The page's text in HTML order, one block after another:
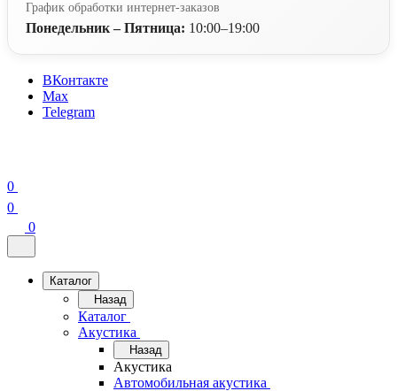
График обработки интернет-заказов
Понедельник – Пятница: 10:00–19:00
ВКонтакте
Max
Telegram
0
0
0
Каталог
Назад
Каталог
Акустика
Назад
Акустика
Автомобильная акустика